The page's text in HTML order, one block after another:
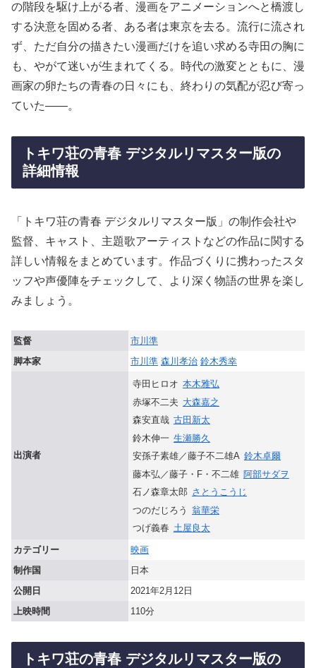
の階段を駆け上がる者、漫画をアニメーションへと橋渡し
する決意を固める者、ある者は東京を去る。流行に流され
ず、ただ自分の描きたい漫画だけを追い求める寺田の胸に
も、やがて迷いが生まれてくる。時代の激変とともに、漫
画家の卵たちの青春の日々にも、終わりの気配が忍び寄っ
ていた――。
トキワ荘の青春 デジタルリマスター版の
詳細情報
「トキワ荘の青春 デジタルリマスター版」の制作会社や
監督、キャスト、主題歌アーティストなどの作品に関する
詳しい情報をまとめています。作品づくりに携わったスタ
ッフや声優陣をチェックして、より深く物語の世界を楽し
みましょう。
監督
市川準
脚本家
市川準 森川孝治 鈴木秀幸
出演者
寺田ヒロオ 本木雅弘
赤塚不二夫 大森嘉之
森安直哉 古田新太
鈴木伸一 生瀬勝久
安孫子素雄／藤子不二雄A 鈴木卓爾
藤本弘／藤子・F・不二雄 阿部サダヲ
石ノ森章太郎 さとうこうじ
つのだじろう 翁華栄
つげ義春 土屋良太
カテゴリー
映画
制作国
日本
公開日
2021年2月12日
上映時間
110分
トキワ荘の青春 デジタルリマスター版の